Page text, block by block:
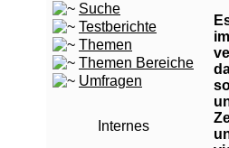
Suche
Testberichte
Themen
Themen Bereiche
Umfragen
Internes